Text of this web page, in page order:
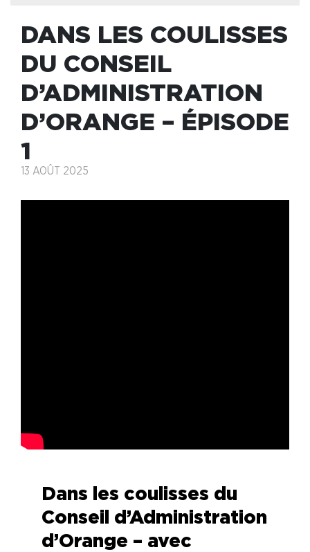
DANS LES COULISSES
DU CONSEIL
D’ADMINISTRATION
D’ORANGE – ÉPISODE
1
13 AOÛT 2025
Dans les coulisses du
Conseil d’Administration
d’Orange – avec